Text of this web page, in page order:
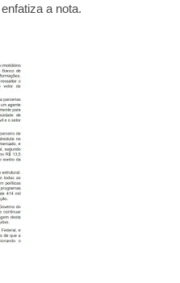
a nota.